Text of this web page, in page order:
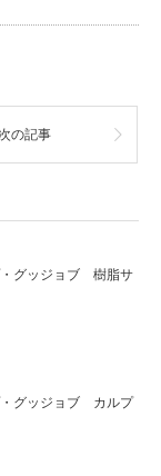
次の記事
・グッジョブ 樹脂サ
・グッジョブ カルプ